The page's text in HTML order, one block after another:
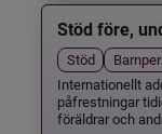
Stöd före,
Stöd
Internationellt
påfrestningar
föräldrar och